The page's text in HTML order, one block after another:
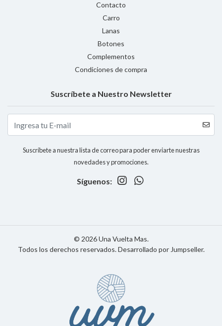
Contacto
Carro
Lanas
Botones
Complementos
Condiciones de compra
Suscríbete a Nuestro Newsletter
Suscríbete a nuestra lista de correo para poder enviarte nuestras
novedades y promociones.
Síguenos:
© 2026 Una Vuelta Mas.
Todos los derechos reservados.Desarrollado por Jumpseller.